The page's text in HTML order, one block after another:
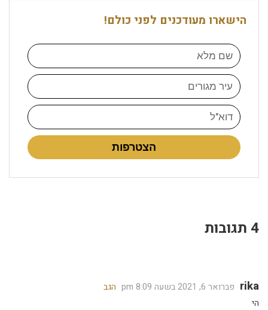
הישארו מעודכנים לפני כולם!
הצטרפות
4 תגובות
rika פברואר 6, 2021 בשעה 8:09 pm
הגב
הי